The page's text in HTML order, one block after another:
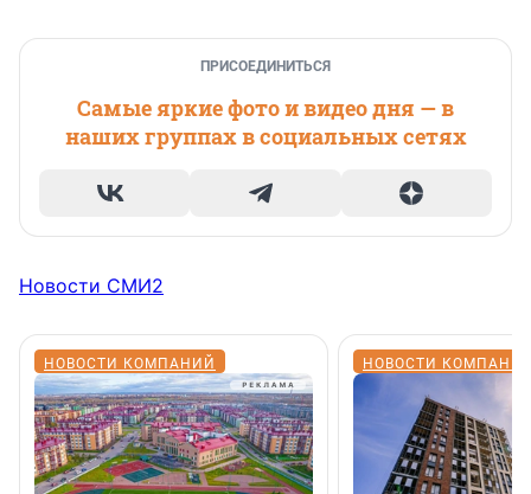
ПРИСОЕДИНИТЬСЯ
Самые яркие фото и видео дня — в
наших группах в социальных сетях
Новости СМИ2
НОВОСТИ КОМПАНИЙ НОВОСТИ